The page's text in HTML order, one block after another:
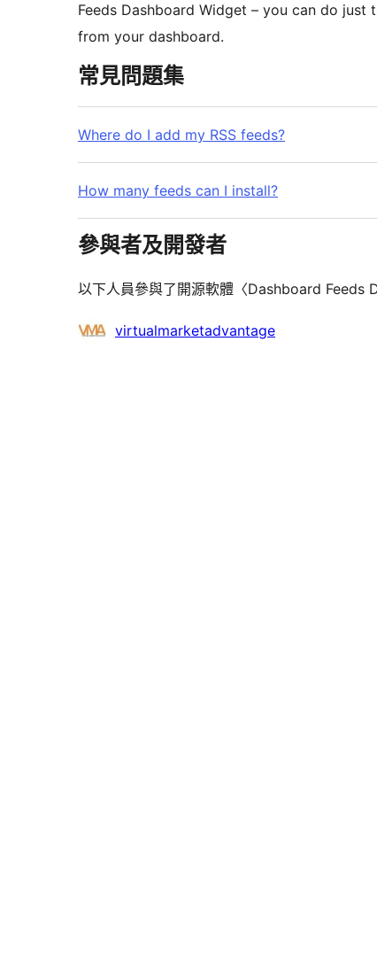
Feeds Dashboard Widget – you can do
from your dashboard.
常見問題集
Where do I add my RSS feeds?
How many feeds can I install?
參與者及開發者
以下人員參與了開源軟體〈Dashboard Feeds
參
virtualmarketadvantage